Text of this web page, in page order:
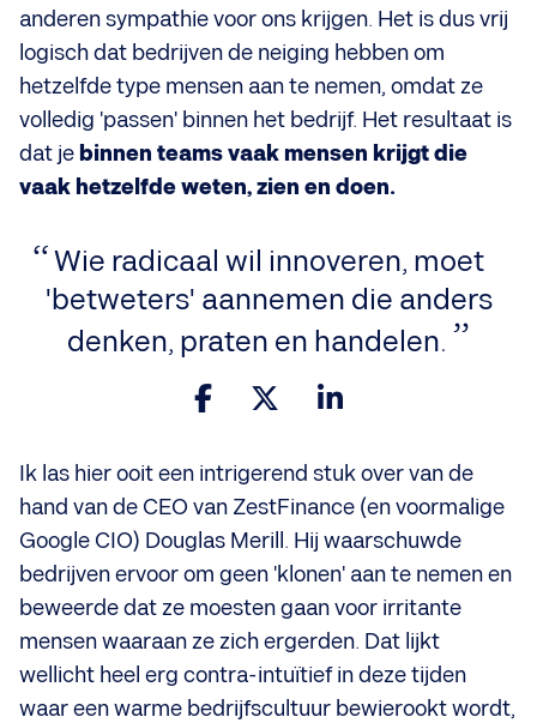
anderen sympathie voor ons krijgen. Het is dus vrij
logisch dat bedrijven de neiging hebben om
hetzelfde type mensen aan te nemen, omdat ze
volledig 'passen' binnen het bedrijf. Het resultaat is
dat je binnen teams vaak mensen krijgt die
vaak hetzelfde weten, zien en doen.
Wie radicaal wil innoveren, moet
'betweters' aannemen die anders
denken, praten en handelen.
Ik las hier ooit een intrigerend stuk over van de
hand van de CEO van ZestFinance (en voormalige
Google CIO) Douglas Merill. Hij waarschuwde
bedrijven ervoor om geen 'klonen' aan te nemen en
beweerde dat ze moesten gaan voor irritante
mensen waaraan ze zich ergerden. Dat lijkt
wellicht heel erg contra-intuïtief in deze tijden
waar een warme bedrijfscultuur bewierookt wordt,